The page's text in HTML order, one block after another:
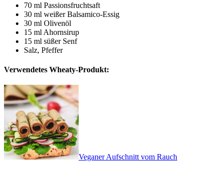
70 ml Passionsfruchtsaft
30 ml weißer Balsamico-Essig
30 ml Olivenöl
15 ml Ahornsirup
15 ml süßer Senf
Salz, Pfeffer
Verwendetes Wheaty-Produkt:
Veganer Aufschnitt vom Rauch